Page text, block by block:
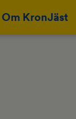
Om KronJäst